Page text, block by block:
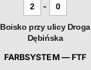
2 - 0
Boisko przy ulicy Droga
Dębińska
FARBSYSTEM — FTF